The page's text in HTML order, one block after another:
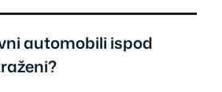
automobili ispod